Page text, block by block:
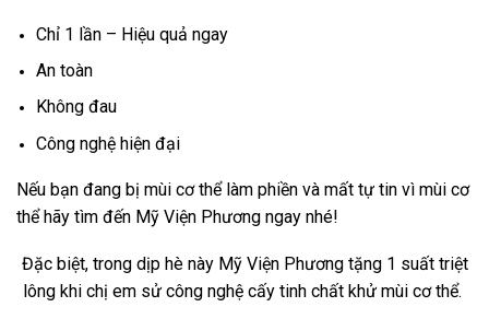
Chỉ 1 lần – Hiệu quả ngay
An toàn
Không đau
Công nghệ hiện đại
Nếu bạn đang bị mùi cơ thể làm phiền và mất tự tin vì mùi cơ
thể hãy tìm đến Mỹ Viện Phương ngay nhé!
Đặc biệt, trong dịp hè này Mỹ Viện Phương tặng 1 suất triệt
lông khi chị em sử công nghệ cấy tinh chất khử mùi cơ thể.